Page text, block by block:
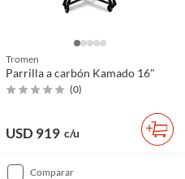
Tromen
Parrilla a carbón Kamado 16"
(0)
USD 919 c/u
comparar